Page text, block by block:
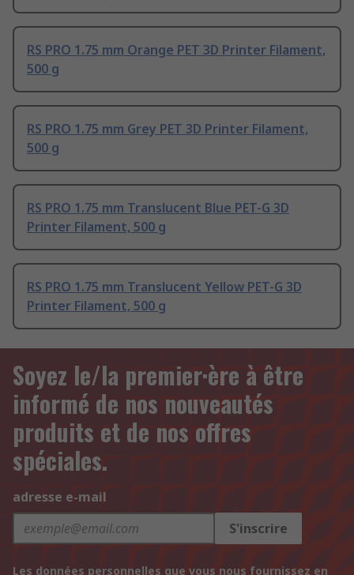
RS PRO 1.75 mm Orange PET 3D Printer Filament,
500 g
RS PRO 1.75 mm Grey PET 3D Printer Filament,
500 g
RS PRO 1.75 mm Translucent Blue PET-G 3D
Printer Filament, 500 g
RS PRO 1.75 mm Translucent Yellow PET-G 3D
Printer Filament, 500 g
Soyez le/la premier·ère à être
informé de nos nouveautés
produits et de nos offres
spéciales.
adresse e-mail
S'inscrire
Les données personnelles que vous nous fournissez en